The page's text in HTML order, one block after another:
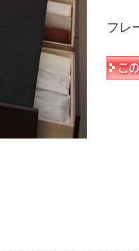
フレ